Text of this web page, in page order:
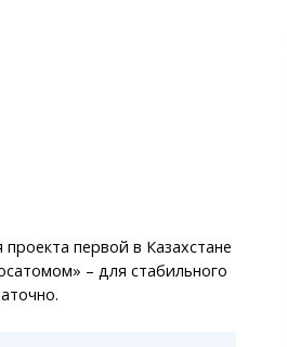
первой в Казахстане
– для стабильного